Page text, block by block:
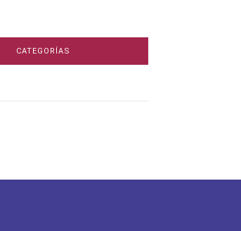
CATEGORÍAS